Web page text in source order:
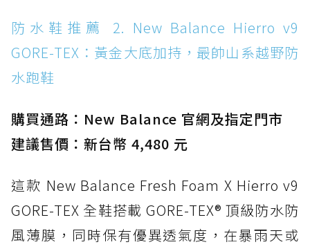
防水鞋推薦 14. SKECHERS BADGER
WATERPROOF：一踩即穿懶人神器！搭載固特
異大底與全防水厚底健走鞋
防水鞋推薦 15. Brooks Cascadia 19 GTX：注
防水鞋推薦 2. New Balance Hierro v9
GORE-TEX：黃金大底加持，最帥山系越野防
水跑鞋
購買通路：New Balance 官網及指定門市
建議售價：新台幣 4,480 元
這款 New Balance Fresh Foam X Hierro v9
GORE-TEX 全鞋搭載 GORE-TEX® 頂級防水防
風薄膜，同時保有優異透氣度，在暴雨天或